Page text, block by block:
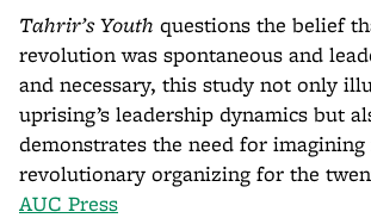
Tahrir’s Youth questions the belief
revolution was spontaneous and
and necessary, this study not only
uprising’s leadership dynamics but
demonstrates the need for
revolutionary organizing for the
AUC Press